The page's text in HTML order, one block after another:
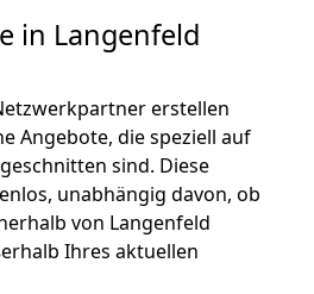
in Langenfeld
erstellen
Angebote, die speziell auf
sind. Diese
unabhängig davon, ob
von Langenfeld
Ihres aktuellen